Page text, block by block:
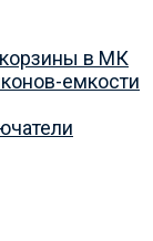
в МК
емкости